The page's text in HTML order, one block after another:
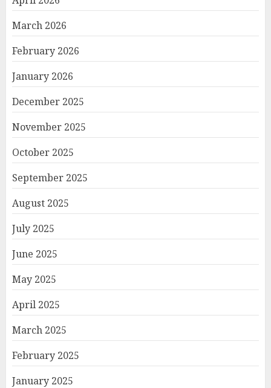
March 2026
February 2026
January 2026
December 2025
November 2025
October 2025
September 2025
August 2025
July 2025
June 2025
May 2025
April 2025
March 2025
February 2025
January 2025